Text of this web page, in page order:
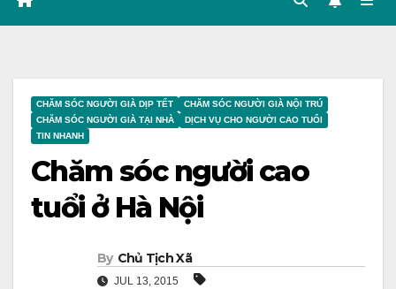
CHĂM SÓC NGƯỜI GIÀ DỊP TẾT
CHĂM SÓC NGƯỜI GIÀ NỘI TRÚ
CHĂM SÓC NGƯỜI GIÀ TẠI NHÀ
DỊCH VỤ CHO NGƯỜI CAO TUỔI
TIN NHANH
Chăm sóc người cao
tuổi ở Hà Nội
By Chủ Tịch Xã
JUL 13, 2015